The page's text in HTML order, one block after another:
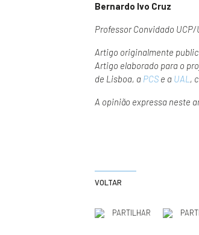
Bernardo Ivo Cruz
Professor Convidado
Artigo originalmente
Artigo elaborado para o
de Lisboa, a PCSe a UAL ,
A opinião expressa neste
VOLTAR
PARTILHAR